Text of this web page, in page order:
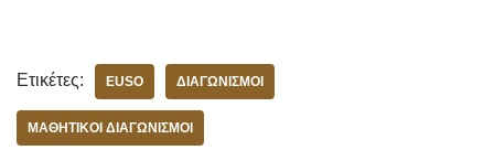
Ετικέτες: EUSO ΔΙΑΓΩΝΙΣΜΟΊ
ΜΑΘΗΤΙΚOΊ ΔΙΑΓΩΝΙΣΜΟΊ